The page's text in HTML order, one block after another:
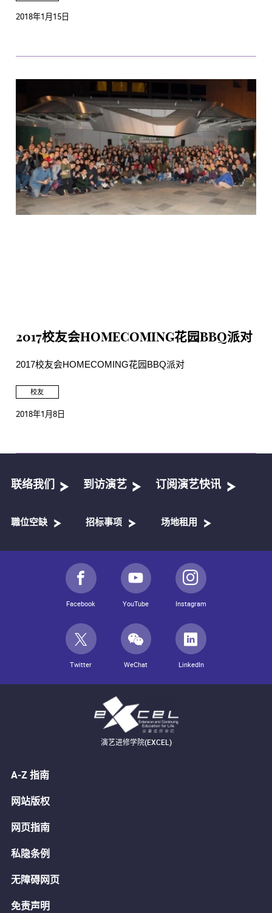
2018年1月15日
2017校友会HOMECOMING花园BBQ派对
2017校友会HOMECOMING花园BBQ派对
校友
2018年1月8日
联络我们 到访演艺 订阅演艺快讯
職位空缺 招标事项 场地租用
Facebook YouTube Instagram
Twitter WeChat LinkedIn
演艺进修学院(EXCEL)
A-Z 指南
网站版权
网页指南
私隐条例
无障碍网页
免责声明